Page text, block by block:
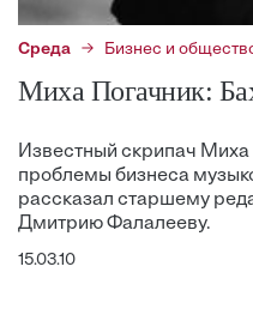
Среда Бизнес и
Миха Погачник:
Известный скрипач Миха
проблемы бизнеса
рассказал старшему
Дмитрию Фалалееву.
15.03.10